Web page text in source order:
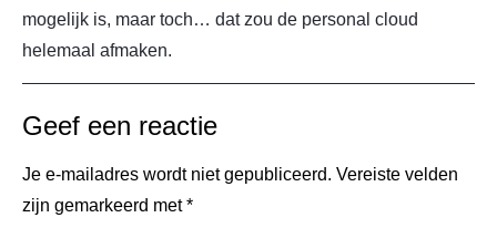
mogelijk is, maar toch… dat zou de personal cloud
helemaal afmaken.
Geef een reactie
Je e-mailadres wordt niet gepubliceerd. Vereiste velden
zijn gemarkeerd met*